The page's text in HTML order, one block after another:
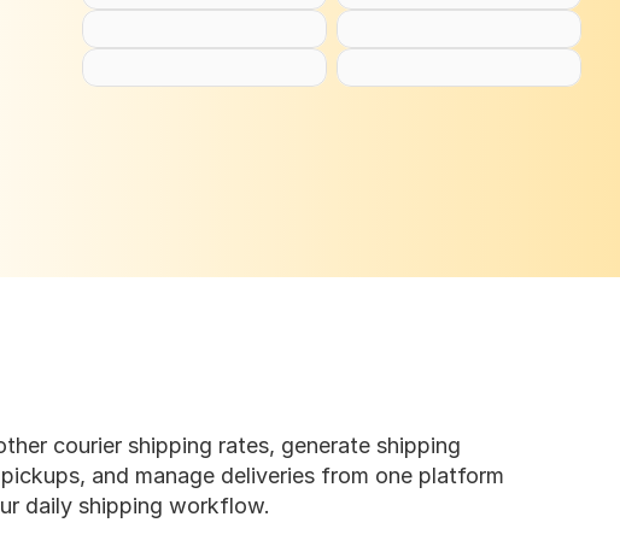
courier shipping rates, generate shipping
and manage deliveries from one platform
daily shipping workflow.